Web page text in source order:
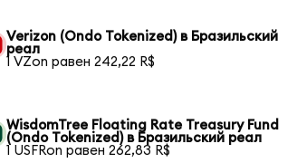
Verizon (Ondo Tokenized) в Бразильский
реал
1 VZon равен 242,22 R$
WisdomTree Floating Rate Treasury Fund
(Ondo Tokenized) в Бразильский реал
1 USFRon равен 262,83 R$